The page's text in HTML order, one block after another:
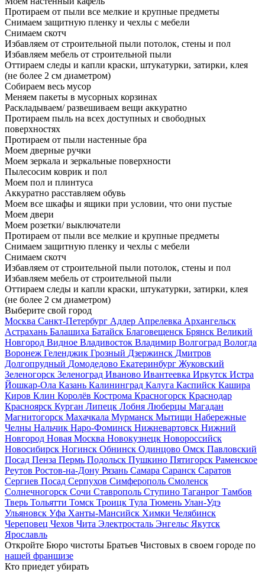
Протираем от пыли все мелкие и крупные предметы
Снимаем защитную пленку и чехлы с мебели
Снимаем скотч
Избавляем от строительной пыли потолок, стены и пол
Избавляем мебель от строительной пыли
Оттираем следы и капли краски, штукатурки, затирки, клея
(не более 2 см диаметром)
Собираем весь мусор
Меняем пакеты в мусорных корзинах
Раскладываем/ развешиваем вещи аккуратно
Протираем пыль на всех доступных и свободных
поверхностях
Протираем от пыли настенные бра
Моем дверные ручки
Моем зеркала и зеркальные поверхности
Пылесосим коврик и пол
Моем пол и плинтуса
Аккуратно расставляем обувь
Моем все шкафы и ящики при условии, что они пустые
Моем двери
Моем розетки/ выключатели
Протираем от пыли все мелкие и крупные предметы
Снимаем защитную пленку и чехлы с мебели
Снимаем скотч
Избавляем от строительной пыли потолок, стены и пол
Избавляем мебель от строительной пыли
Оттираем следы и капли краски, штукатурки, затирки, клея
(не более 2 см диаметром)
Выберите свой город
Москва Санкт-Петербург Адлер Апрелевка Архангельск
Астрахань Балашиха Батайск Благовещенск Брянск Великий
Новгород Видное Владивосток Владимир Волгоград Вологда
Воронеж Геленджик Грозный Дзержинск Дмитров
Долгопрудный Домодедово Екатеринбург Жуковский
Зеленогорск Зеленоград Иваново Ивантеевка Иркутск Истра
Йошкар-Ола Казань Калининград Калуга Каспийск Кашира
Киров Клин Королёв Кострома Красногорск Краснодар
Красноярск Курган Липецк Лобня Люберцы Магадан
Магнитогорск Махачкала Мурманск Мытищи Набережные
Челны Нальчик Наро-Фоминск Нижневартовск Нижний
Новгород Новая Москва Новокузнецк Новороссийск
Новосибирск Ногинск Обнинск Одинцово Омск Павловский
Посад Пенза Пермь Подольск Пушкино Пятигорск Раменское
Реутов Ростов-на-Дону Рязань Самара Саранск Саратов
Сергиев Посад Серпухов Симферополь Смоленск
Солнечногорск Сочи Ставрополь Ступино Таганрог Тамбов
Тверь Тольятти Томск Троицк Тула Тюмень Улан-Удэ
Ульяновск Уфа Ханты-Мансийск Химки Челябинск
Череповец Чехов Чита Электросталь Энгельс Якутск
Ярославль
Откройте Бюро чистоты Братьев Чистовых в своем городе по
нашей франшизе
Кто приедет убирать